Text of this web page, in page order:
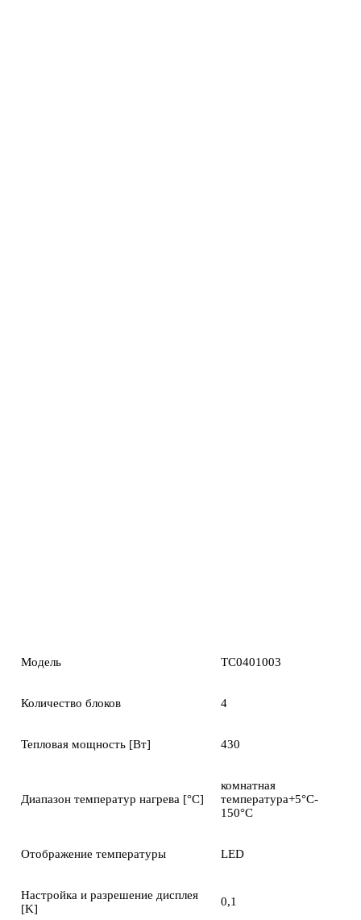
Модель TC0401003
Количество блоков 4
Тепловая мощность [Вт] 430
Диапазон температур нагрева [°C]
комнатная
температура+5°C-
150°C
Отображение температуры LED
Настройка и разрешение дисплея
[K]
0,1